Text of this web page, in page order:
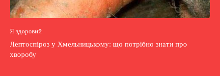
Я здоровий
Лептоспіроз у Хмельницькому: що потрібно знати про
хворобу